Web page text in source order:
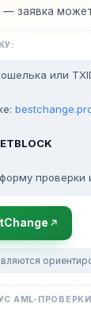
— заявка
или
проверки
AML-ПРОВЕРКИ